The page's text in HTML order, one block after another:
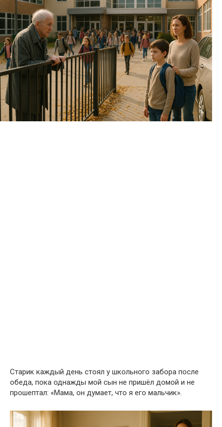
Старик каждый день стоял у школьного забора после
обеда, пока однажды мой сын не пришёл домой и не
прошептал: «Мама, он думает, что я его мальчик».